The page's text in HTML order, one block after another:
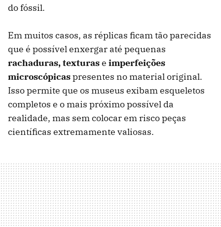
do fóssil.
Em muitos casos, as réplicas ficam tão parecidas
que é possível enxergar até pequenas
rachaduras, texturase imperfeições
microscópicaspresentes no material original.
Isso permite que os museus exibam esqueletos
completos e o mais próximo possível da
realidade, mas sem colocar em risco peças
científicas extremamente valiosas.